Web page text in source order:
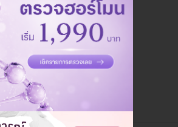
ร้อมดูแลคุณทุกวันทางไลน์
คุยกับแอดมิน ฟรี!